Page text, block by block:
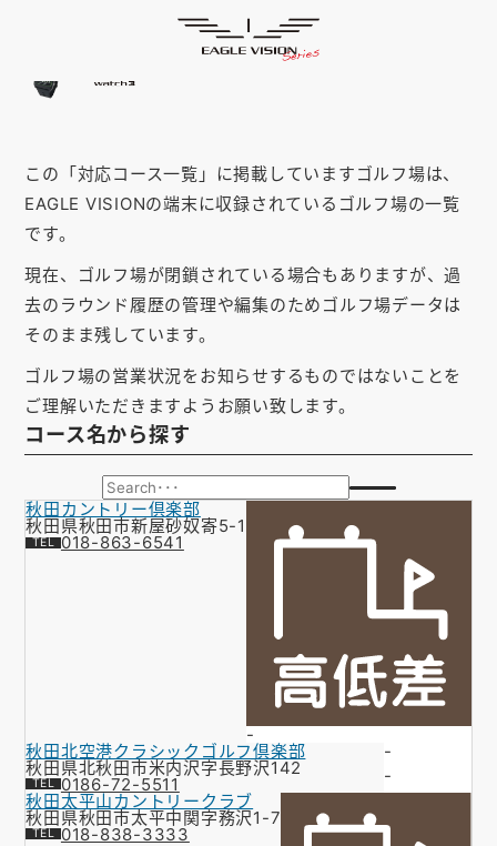
ゴルフナビ
ピンポジ君PIN POSITION
対応コース
EVステーション UPDATE
取扱い店舗 SHOP
サポートSUPPORT
購入する
お知らせ
「秋田県」の対応コース
この「対応コース一覧」に掲載していますゴルフ場は、
EAGLE VISIONの端末に収録されているゴルフ場の一覧
です。
現在、ゴルフ場が閉鎖されている場合もありますが、過
去のラウンド履歴の管理や編集のためゴルフ場データは
そのまま残しています。
ゴルフ場の営業状況をお知らせするものではないことを
ご理解いただきますようお願い致します。
コース名から探す
秋田カントリー倶楽部
秋田県秋田市新屋砂奴寄5-1
018-863-6541
-
秋田北空港クラシックゴルフ倶楽部
秋田県北秋田市米内沢字長野沢142
0186-72-5511
-
-
秋田太平山カントリークラブ
秋田県秋田市太平中関字務沢1-7
018-838-3333